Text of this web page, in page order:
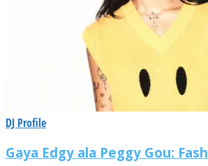
DJ Profile
Gaya Edgy ala Peggy Gou: